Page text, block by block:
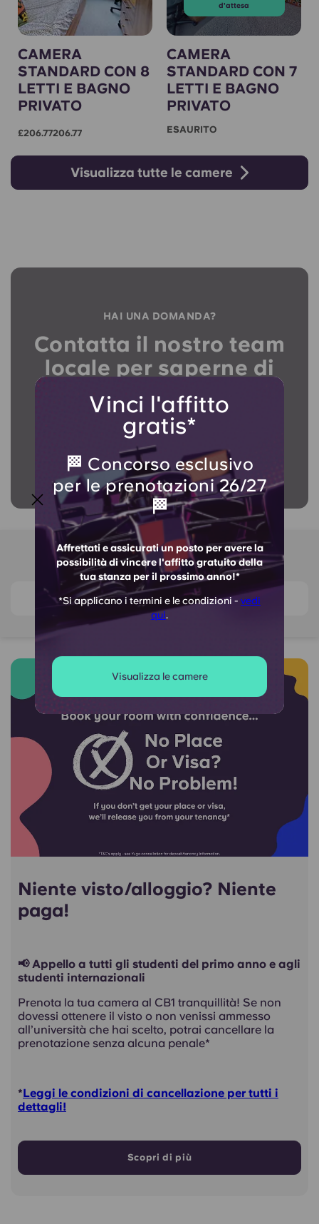
Vinci l'affitto
gratis*
🏁 Concorso esclusivo
per le prenotazioni 26/27
🏁
Affrettati e assicurati un posto per avere la
possibilità di vincere l'affitto gratuito della
tua stanza per il prossimo anno!*
*Si applicano i termini e le condizioni - vedi
qui.
Visualizza le camere
CAMERA
STANDARD CON 8
LETTI E BAGNO
PRIVATO
£206.77206.77
d'attesa
CAMERA
STANDARD CON 7
LETTI E BAGNO
PRIVATO
ESAURITO
Visualizza tutte le camere
HAI UNA DOMANDA?
Contatta il nostro team
locale per saperne di
più!
Contattaci
Nei dintorni di CB1
View on map
Niente visto/alloggio? Niente
paga!
📢 Appello a tutti gli studenti del primo anno e agli
studenti internazionali
Prenota la tua camera al CB1 tranquillità! Se non
dovessi ottenere il visto o non venissi ammesso
all’università che hai scelto, potrai cancellare la
prenotazione senza alcuna penale*
*Leggi le condizioni di cancellazione per tutti i
dettagli!
Scopri di più